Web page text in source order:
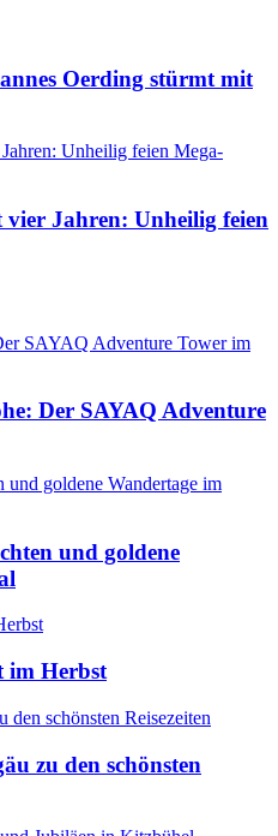
Oerding stürmt mit
vier Jahren: Unheilig feien
Der SAYAQ Adventure
und goldene
im Herbst
zu den schönsten